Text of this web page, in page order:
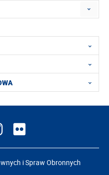
i Spraw Obronnych